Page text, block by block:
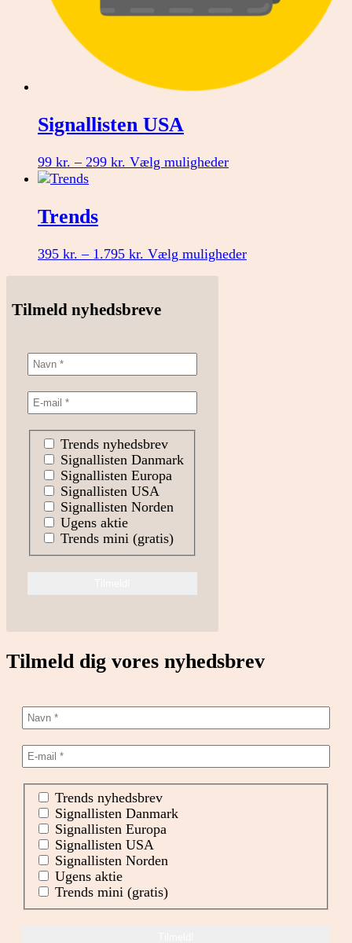
Signallisten USA
99 kr. – 299 kr. Prisinterval:
Vælg mulighederDette
kan
Trends
395 kr. – 1.795 kr. Prisinterval:
Vælg mulighederDette
Tilmeld nyhedsbreve
Trends nyhedsbrev
Signallisten Danmark
Signallisten Europa
Signallisten USA
Signallisten Norden
Ugens aktie
Trends mini (gratis)
Tilmeld dig vores nyhedsbrev
Trends nyhedsbrev
Signallisten Danmark
Signallisten Europa
Signallisten USA
Signallisten Norden
Ugens aktie
Trends mini (gratis)